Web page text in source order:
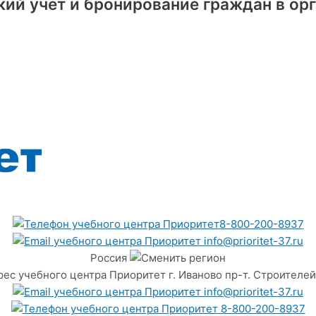
учет и бронирование граждан в
8-800-200-8937
info@prioritet-37.ru
Россия
г. Иваново пр-т. Строителей
info@prioritet-37.ru
8-800-200-8937